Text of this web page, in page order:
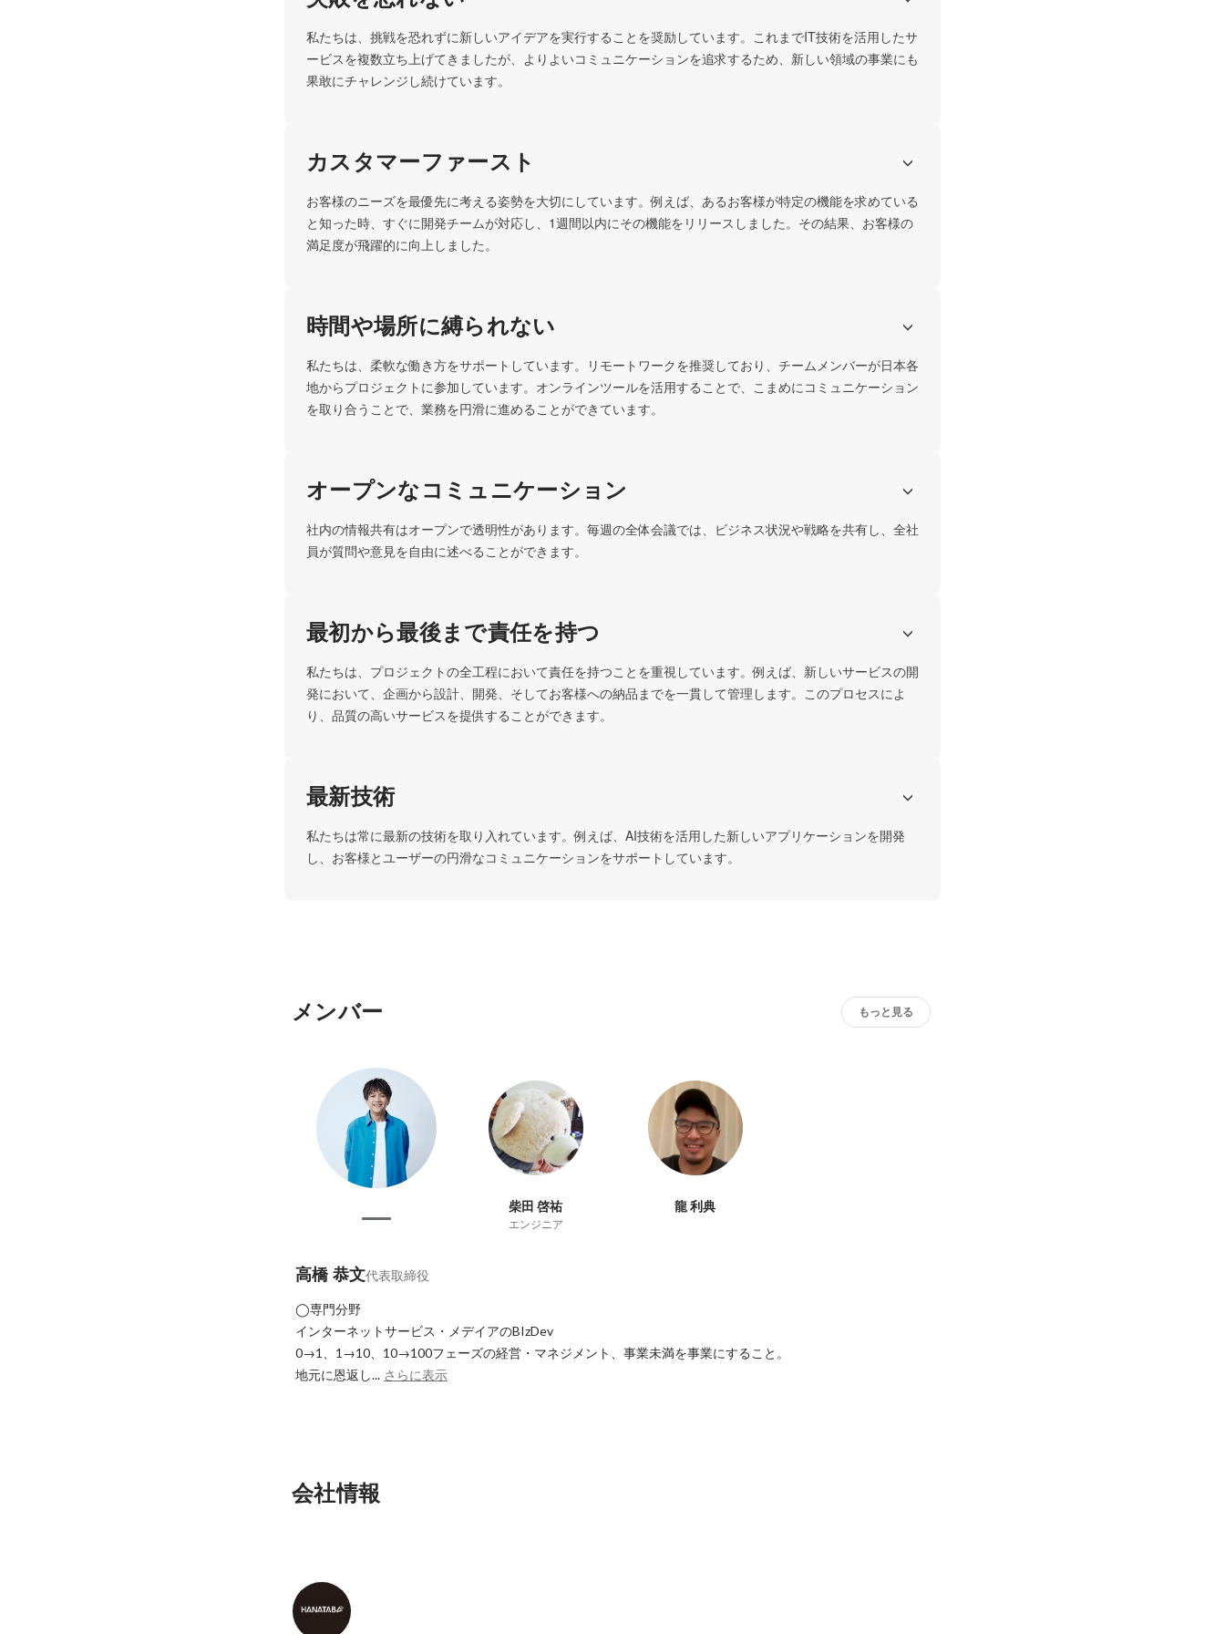
私たちは、挑戦を恐れずに新しいアイデアを実行することを奨励しています。これまでIT技術を活用したサ
ービスを複数立ち上げてきましたが、よりよいコミュニケーションを追求するため、新しい領域の事業にも
果敢にチャレンジし続けています。
カスタマーファースト
お客様のニーズを最優先に考える姿勢を大切にしています。例えば、あるお客様が特定の機能を求めている
と知った時、すぐに開発チームが対応し、1週間以内にその機能をリリースしました。その結果、お客様の
満足度が飛躍的に向上しました。
時間や場所に縛られない
私たちは、柔軟な働き方をサポートしています。リモートワークを推奨しており、チームメンバーが日本各
地からプロジェクトに参加しています。オンラインツールを活用することで、こまめにコミュニケーション
を取り合うことで、業務を円滑に進めることができています。
オープンなコミュニケーション
社内の情報共有はオープンで透明性があります。毎週の全体会議では、ビジネス状況や戦略を共有し、全社
員が質問や意見を自由に述べることができます。
最初から最後まで責任を持つ
私たちは、プロジェクトの全工程において責任を持つことを重視しています。例えば、新しいサービスの開
発において、企画から設計、開発、そしてお客様への納品までを一貫して管理します。このプロセスによ
り、品質の高いサービスを提供することができます。
最新技術
私たちは常に最新の技術を取り入れています。例えば、AI技術を活用した新しいアプリケーションを開発
し、お客様とユーザーの円滑なコミュニケーションをサポートしています。
メンバー もっと見る
柴田 啓祐
エンジニア
龍 利典
高橋 恭文代表取締役
◯専門分野
インターネットサービス・メデイアのBIzDev
0→1、1→10、10→100フェーズの経営・マネジメント、事業未満を事業にすること。
地元に恩返し... さらに表示
会社情報